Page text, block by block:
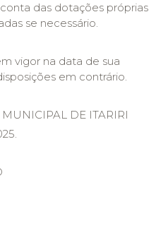
das dotações próprias
se necessário.
vigor na data de sua
em contrário.
DE ITARIRI